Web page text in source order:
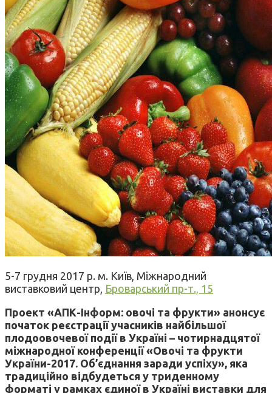
5-7 грудня 2017 р. м. Київ, Міжнародний
виставковий центр, Броварський пр-т., 15
Проект «АПК-Інформ: овочі та фрукти» анонсує
початок реєстрації учасників найбільшої
плодоовочевої події в Україні – чотирнадцятої
міжнародної конференції «Овочі та фрукти
України-2017. Об’єднання заради успіху», яка
традиційно відбудеться у триденному
форматі у рамках єдиної в Україні виставки для